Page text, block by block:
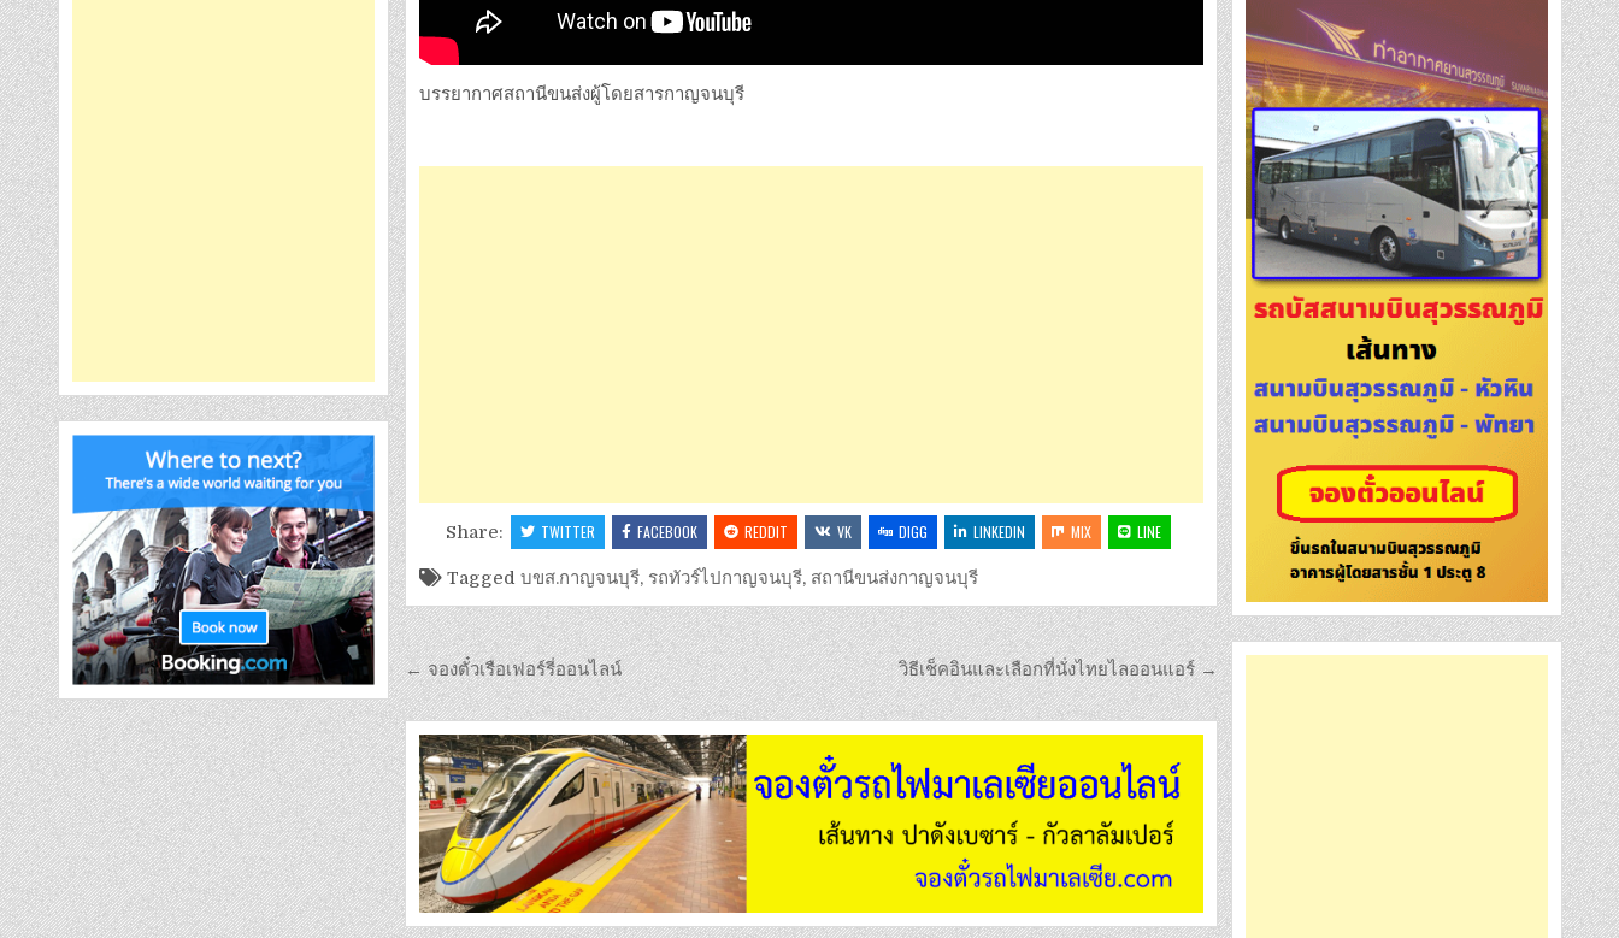
บรรยากาศสถานีขนส่งผู้โดยสารกาญจนบุรี
Share: TWITTER FACEBOOK REDDIT VK DIGG LINKEDIN MIX LINE
Tagged บขส.กาญจนบุรี, รถทัวร์ไปกาญจนบุรี, สถานีขนส่งกาญจนบุรี
วิธีเช็คอินและเลือกที่นั่งไทยไลออนแอร์ →
← จองตั๋วเรือเฟอร์รี่ออนไลน์